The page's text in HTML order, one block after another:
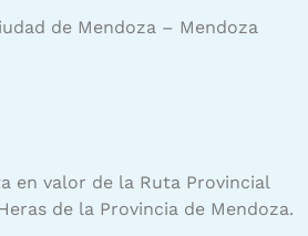
de Mendoza – Mendoza
en valor de la Ruta Provincial
de la Provincia de Mendoza.